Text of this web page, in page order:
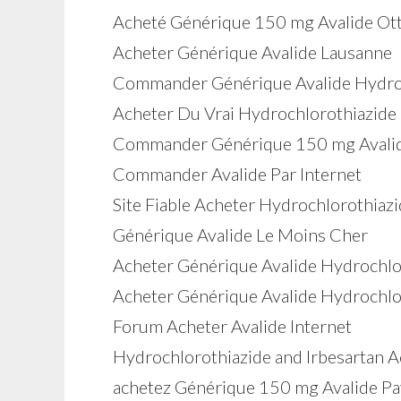
Acheté Générique 150 mg Avalide
Acheter Générique Avalide Lausanne
Commander Générique Avalide
Acheter Du Vrai Hydrochlorothiazide
Commander Générique 150 mg
Commander Avalide Par Internet
Site Fiable Acheter
Générique Avalide Le Moins Cher
Acheter Générique Avalide
Acheter Générique Avalide
Forum Acheter Avalide Internet
Hydrochlorothiazide and Irbesartan
achetez Générique 150 mg Avalide